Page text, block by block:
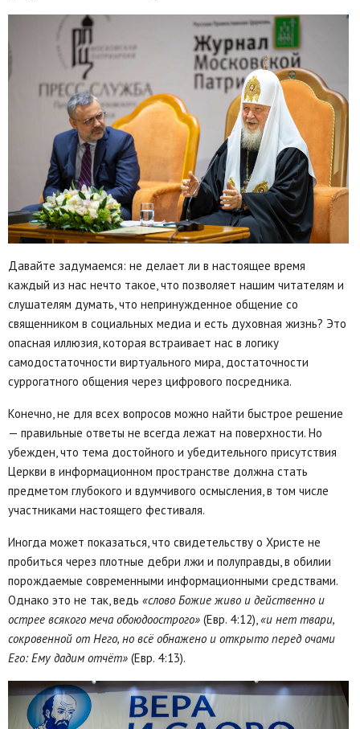
Давайте задумаемся: не делает ли в настоящее время
каждый из нас нечто такое, что позволяет нашим читателям и
слушателям думать, что непринужденное общение со
священником в социальных медиа и есть духовная жизнь? Это
опасная иллюзия, которая встраивает нас в логику
самодостаточности виртуального мира, достаточности
суррогатного общения через цифрового посредника.
Конечно, не для всех вопросов можно найти быстрое решение
— правильные ответы не всегда лежат на поверхности. Но
убежден, что тема достойного и убедительного присутствия
Церкви в информационном пространстве должна стать
предметом глубокого и вдумчивого осмысления, в том числе
участниками настоящего фестиваля.
Иногда может показаться, что свидетельству о Христе не
пробиться через плотные дебри лжи и полуправды, в обилии
порождаемые современными информационными средствами.
Однако это не так, ведь «слово Божие живо и действенно и
острее всякого меча обоюдоострого» (Евр. 4:12),«и нет твари,
сокровенной от Него, но всё обнажено и открыто перед очами
Его: Ему дадим отчёт» (Евр. 4:13).